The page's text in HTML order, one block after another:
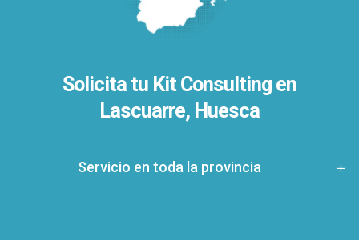
Solicita tu Kit Consulting en
Lascuarre, Huesca
Servicio en toda la provincia